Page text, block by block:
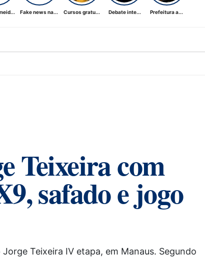
Fake news na... Cursos gratu... Debate inte... Prefeitura a...
Teixeira com
safado e jogo
Teixeira IV etapa, em Manaus. Segundo